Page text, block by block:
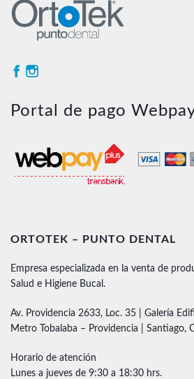
Portal de pago
ORTOTEK – PUNTO DENTAL
Empresa especializada en la venta de
Salud e Higiene Bucal.
Av. Providencia 2633, Loc. 35 | Galería
Metro Tobalaba – Providencia | Santiago,
Horario de atención
Lunes a jueves de 9:30 a 18:30 hrs.